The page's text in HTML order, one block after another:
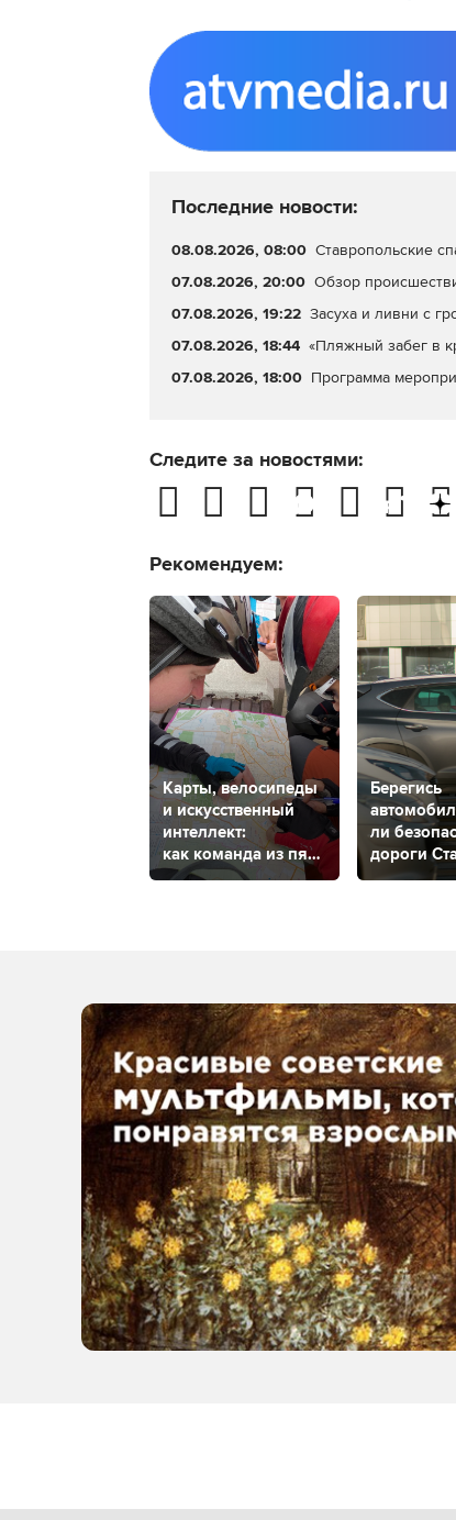
Последние новости:
08.08.2026, 08:00 Ставропольские
07.08.2026, 20:00 Обзор
07.08.2026, 19:22 Засуха и ливни с
07.08.2026, 18:44 «Пляжный забег в
07.08.2026, 18:00 Программа
Следите за новостями:
Рекомендуем:
Карты, велосипеды
и искусственный
интеллект:
как команда из пяти
ставропольцев
Берегись
ли
дороги
за 2023